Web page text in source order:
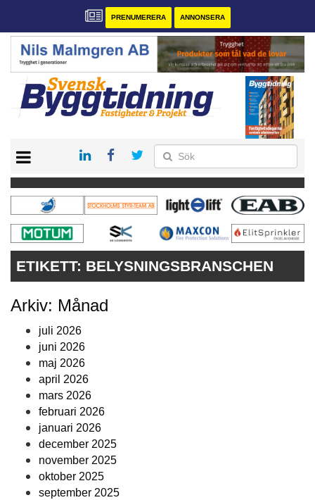
PRENUMERERA ANNONSERA
PRENUMERERA
VÅRA ANDRA MAGASIN
ANNONSERA
KONTAKT
ETIKETT: BELYSNINGSBRANSCHEN
Arkiv: Månad
juli 2026
juni 2026
maj 2026
april 2026
mars 2026
februari 2026
januari 2026
december 2025
november 2025
oktober 2025
september 2025